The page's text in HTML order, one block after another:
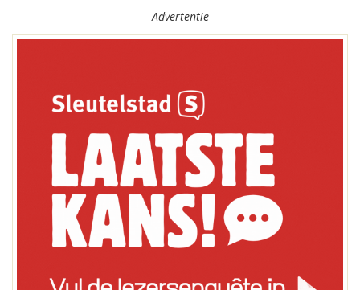
Advertentie